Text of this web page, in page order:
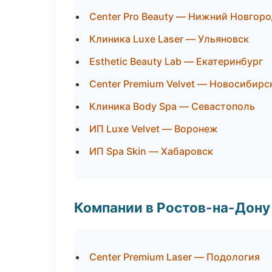
Center Pro Beauty — Нижний
Клиника Luxe Laser — Ульяновск
Esthetic Beauty Lab — Екатеринбург
Center Premium Velvet —
Клиника Body Spa — Севастополь
ИП Luxe Velvet — Воронеж
ИП Spa Skin — Хабаровск
Компании в Ростов-на-Дону
Center Premium Laser — Подология